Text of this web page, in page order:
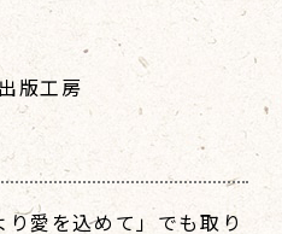
版工房
愛を込めて」でも取り